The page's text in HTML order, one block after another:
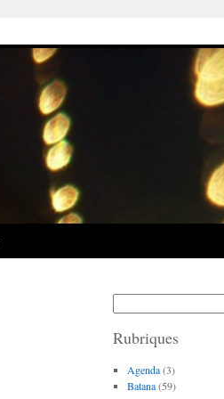
Rubriques
Agenda(3)
Batana(59)